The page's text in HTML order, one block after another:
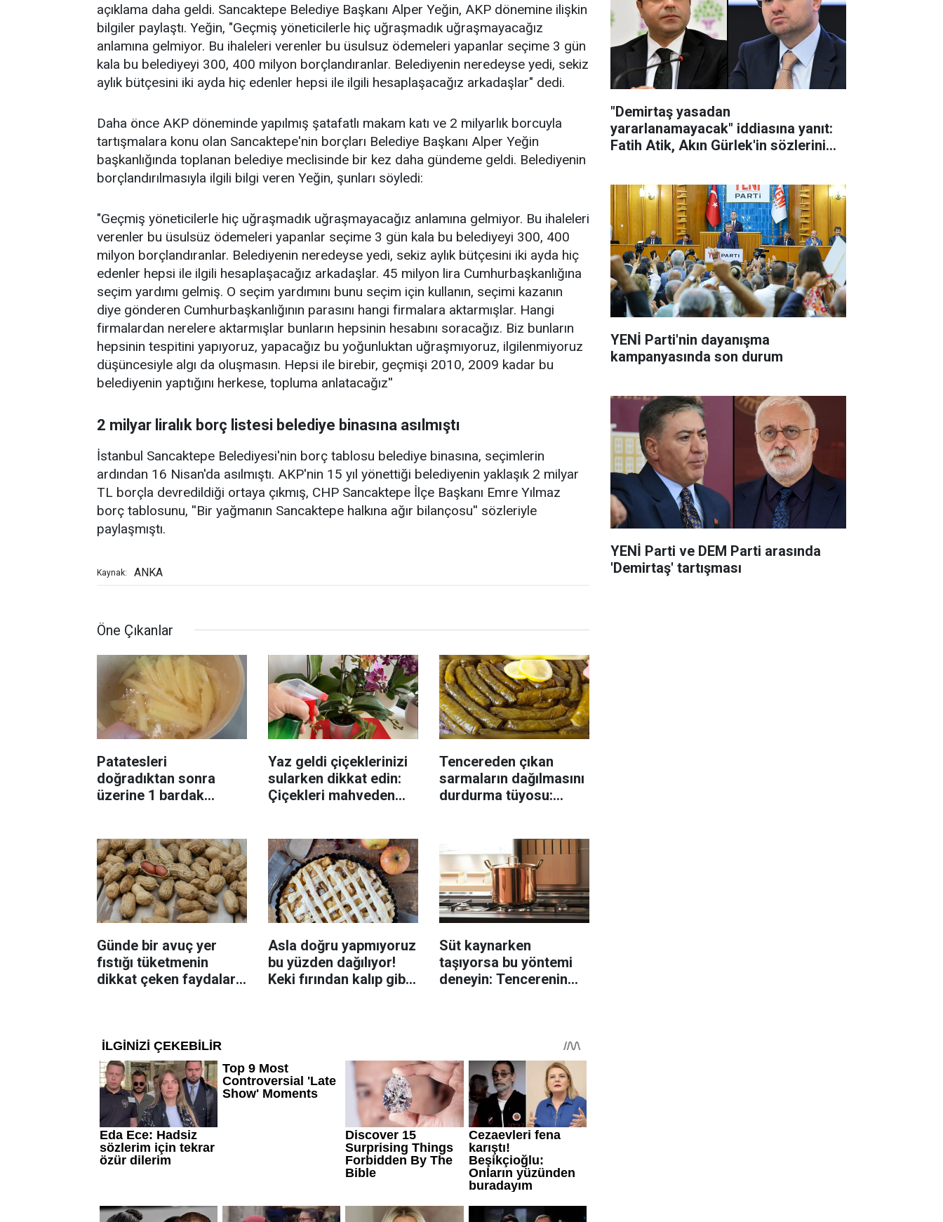
açıklama daha geldi. Sancaktepe Belediye Başkanı Alper Yeğin, AKP dönemine ilişkin
bilgiler paylaştı. Yeğin, "Geçmiş yöneticilerle hiç uğraşmadık uğraşmayacağız
anlamına gelmiyor. Bu ihaleleri verenler bu üsulsuz ödemeleri yapanlar seçime 3 gün
kala bu belediyeyi 300, 400 milyon borçlandıranlar. Belediyenin neredeyse yedi, sekiz
aylık bütçesini iki ayda hiç edenler hepsi ile ilgili hesaplaşacağız arkadaşlar" dedi.
Daha önce AKP döneminde yapılmış şatafatlı makam katı ve 2 milyarlık borcuyla
tartışmalara konu olan Sancaktepe'nin borçları Belediye Başkanı Alper Yeğin
başkanlığında toplanan belediye meclisinde bir kez daha gündeme geldi. Belediyenin
borçlandırılmasıyla ilgili bilgi veren Yeğin, şunları söyledi:
"Geçmiş yöneticilerle hiç uğraşmadık uğraşmayacağız anlamına gelmiyor. Bu ihaleleri
verenler bu üsulsüz ödemeleri yapanlar seçime 3 gün kala bu belediyeyi 300, 400
milyon borçlandıranlar. Belediyenin neredeyse yedi, sekiz aylık bütçesini iki ayda hiç
edenler hepsi ile ilgili hesaplaşacağız arkadaşlar. 45 milyon lira Cumhurbaşkanlığına
seçim yardımı gelmiş. O seçim yardımını bunu seçim için kullanın, seçimi kazanın
diye gönderen Cumhurbaşkanlığının parasını hangi firmalara aktarmışlar. Hangi
firmalardan nerelere aktarmışlar bunların hepsinin hesabını soracağız. Biz bunların
hepsinin tespitini yapıyoruz, yapacağız bu yoğunluktan uğraşmıyoruz, ilgilenmiyoruz
düşüncesiyle algı da oluşmasın. Hepsi ile birebir, geçmişi 2010, 2009 kadar bu
belediyenin yaptığını herkese, topluma anlatacağız''
2 milyar liralık borç listesi belediye binasına asılmıştı
İstanbul Sancaktepe Belediyesi'nin borç tablosu belediye binasına, seçimlerin
ardından 16 Nisan'da asılmıştı. AKP'nin 15 yıl yönettiği belediyenin yaklaşık 2 milyar
TL borçla devredildiği ortaya çıkmış, CHP Sancaktepe İlçe Başkanı Emre Yılmaz
borç tablosunu, ''Bir yağmanın Sancaktepe halkına ağır bilançosu'' sözleriyle
paylaşmıştı.
Kaynak: ANKA
Öne Çıkanlar
Patatesleri
doğradıktan sonra
üzerine 1 bardak
Yaz geldi çiçeklerinizi
sularken dikkat edin:
Çiçekleri mahveden
Tencereden çıkan
sarmaların dağılmasını
durdurma tüyosu:
Günde bir avuç yer
fıstığı tüketmenin
dikkat çeken faydaları:
Asla doğru yapmıyoruz
bu yüzden dağılıyor!
Keki fırından kalıp gibi
Süt kaynarken
taşıyorsa bu yöntemi
deneyin: Tencerenin
"Demirtaş yasadan
yararlanamayacak" iddiasına yanıt:
Fatih Atik, Akın Gürlek'in sözlerini
YENİ Parti'nin dayanışma
kampanyasında son durum
YENİ Parti ve DEM Parti arasında
'Demirtaş' tartışması